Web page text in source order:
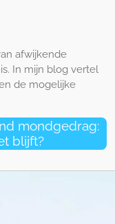
afwijkende
In mijn blog vertel
de mogelijke
mondgedrag:
blijft?